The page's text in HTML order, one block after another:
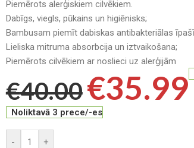
Piemērots alerģiskiem cilvēkiem.
Dabīgs, viegls, pūkains un higiēnisks;
Bambusam piemīt dabiskas antibakteriālas
Lieliska mitruma absorbcija un iztvaikošana;
Piemērots cilvēkiem ar noslieci uz alerģijām
€40.00€35.99
Noliktavā 3 prece/-es
- +